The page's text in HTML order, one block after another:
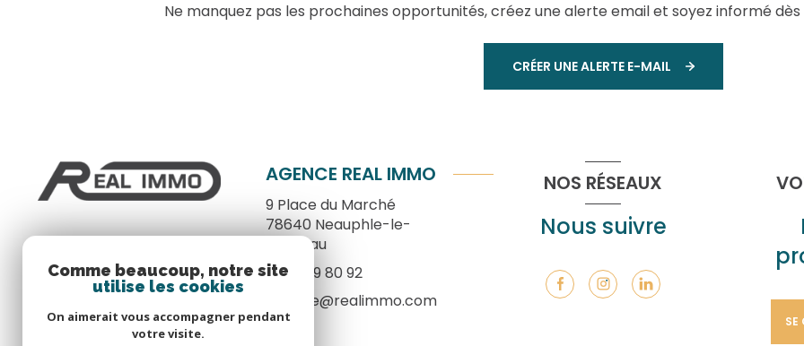
Ne manquez pas les prochaines opportunités, créez une alerte email et soyez informé
CRÉER UNE ALERTE E-MAIL
AGENCE REAL IMMO
9 Place du Marché
78640 Neauphle-le-
Château
01 34 89 80 92
agence@realimmo.com
NOS RÉSEAUX
Nous suivre
SE
Comme beaucoup, notre site
utilise les cookies
On aimerait vous accompagner pendant
votre visite.